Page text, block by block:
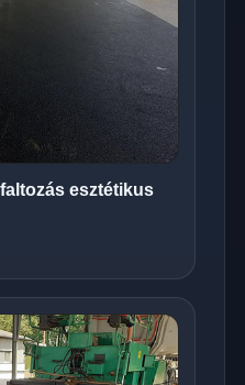
esztétikus